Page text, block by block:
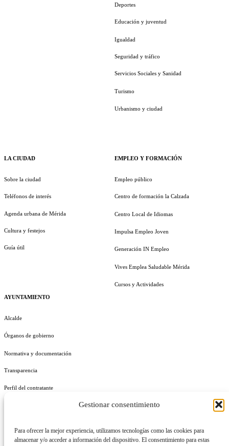
Gestionar consentimiento
Para ofrecer la mejor experiencia, utilizamos tecnologías como las cookies para
almacenar y/o acceder a información del dispositivo. El consentimiento para estas
LA CIUDAD
Sobre la ciudad
Teléfonos de interés
Agenda urbana de Mérida
Cultura y festejos
Guía útil
AYUNTAMIENTO
Alcalde
Órganos de gobierno
Normativa y documentación
Transparencia
Perfil del contratante
Deportes
Educación y juventud
Igualdad
Seguridad y tráfico
Servicios Sociales y Sanidad
Turismo
Urbanismo y ciudad
EMPLEO Y FORMACIÓN
Empleo público
Centro de formación la Calzada
Centro Local de Idiomas
Impulsa Empleo Joven
Generación IN Empleo
Vives Emplea Saludable Mérida
Cursos y Actividades